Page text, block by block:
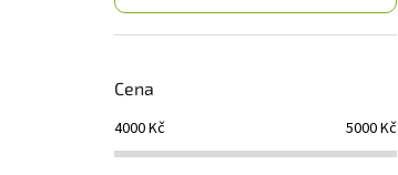
Cena
4000Kč 5000Kč